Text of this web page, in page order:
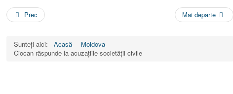
Prec Mai departe
Sunteți aici: Acasă
Moldova
Ciocan răspunde la acuzațiile societății civile